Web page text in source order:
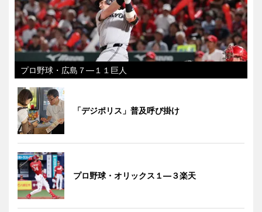
プロ野球・広島７―１１巨人
「デジポリス」普及呼び掛け
プロ野球・オリックス１―３楽天